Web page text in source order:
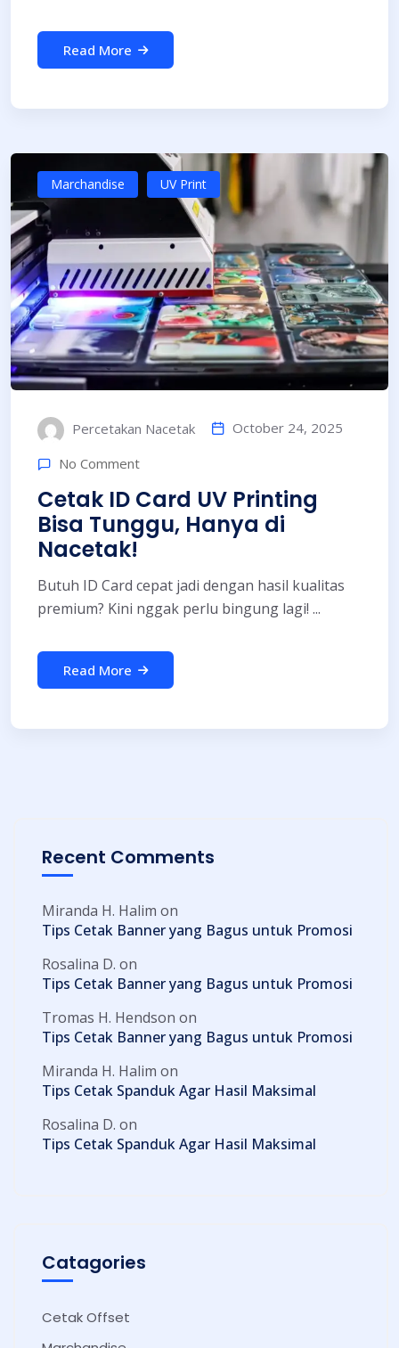
Read More
Marchandise UV Print
Percetakan Nacetak October 24, 2025
No Comment
Cetak ID Card UV Printing
Bisa Tunggu, Hanya di
Nacetak!
Butuh ID Card cepat jadi dengan hasil kualitas
premium? Kini nggak perlu bingung lagi! ...
Read More
Recent Comments
Miranda H. Halim on
Tips Cetak Banner yang Bagus untuk Promosi
Rosalina D. on
Tips Cetak Banner yang Bagus untuk Promosi
Tromas H. Hendson on
Tips Cetak Banner yang Bagus untuk Promosi
Miranda H. Halim on
Tips Cetak Spanduk Agar Hasil Maksimal
Rosalina D. on
Tips Cetak Spanduk Agar Hasil Maksimal
Catagories
Cetak Offset